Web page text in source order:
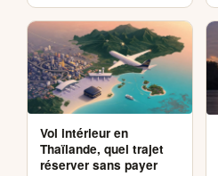
Vol intérieur en
Thaïlande, quel trajet
réserver sans payer